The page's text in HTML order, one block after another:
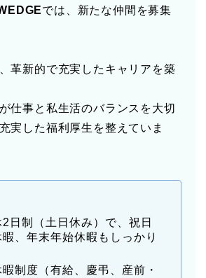
では、新たな仲間を募集
革新的で充実したキャリアを築
仕事と私生活のバランスを大切
実した福利厚生を整えていま
日制（土日休み）で、祝日
、年末年始休暇もしっかり
制度（有給、慶弔、産前・